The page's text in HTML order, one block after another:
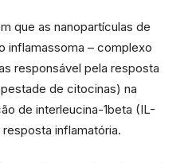
que as nanopartículas de
inflamassoma – complexo
responsável pela resposta
de citocinas) na
de interleucina-1beta (IL-
resposta inflamatória.